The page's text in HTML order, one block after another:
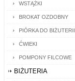
WSTĄŻKI
BROKAT OZDOBNY
PIÓRKA DO BIŻUTERII
ĆWIEKI
POMPONY FILCOWE
BIŻUTERIA